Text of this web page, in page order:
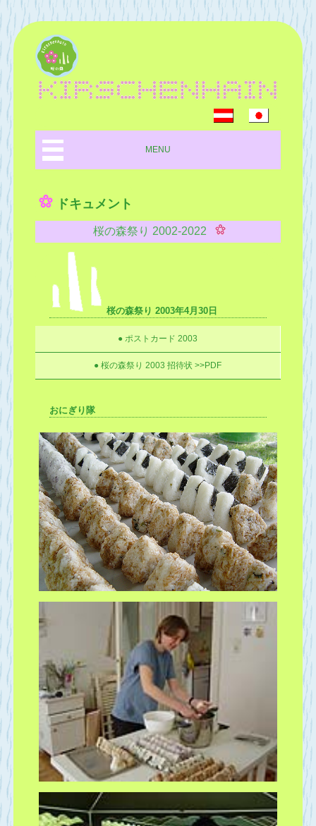
MENU
ドキュメント
桜の森祭り 2002-2022
桜の森祭り 2003年4月30日
● ポストカード 2003
● 桜の森祭り 2003 招待状 >>PDF
おにぎり隊